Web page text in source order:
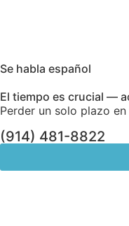
Se habla español
El tiempo es crucial —
Perder un solo plazo
(914) 481-8822